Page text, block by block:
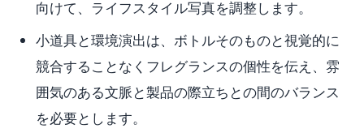
向けて、ライフスタイル写真を調整します。
小道具と環境演出は、ボトルそのものと視覚的に
競合することなくフレグランスの個性を伝え、雰
囲気のある文脈と製品の際立ちとの間のバランス
を必要とします。